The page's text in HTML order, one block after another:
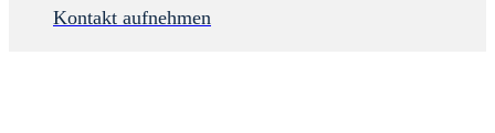
Kontakt aufnehmen